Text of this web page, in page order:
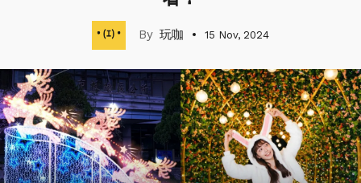
玩咖 15 Nov, 2024